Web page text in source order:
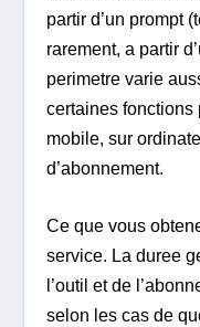
partir d’un prompt
rarement, a partir
perimetre varie
certaines fonctions
mobile, sur
d’abonnement.
Ce que vous
service. La duree
l’outil et de
selon les cas de